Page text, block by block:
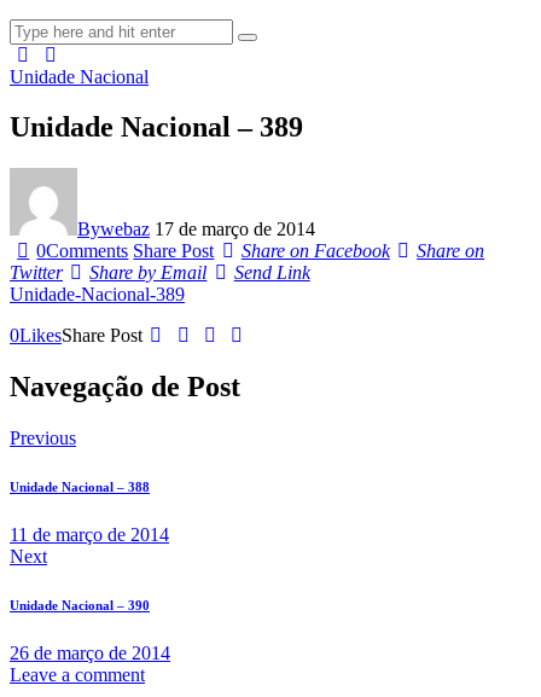
Unidade Nacional
Unidade Nacional – 389
Bywebaz 17 de março de 2014
0Comments Share Post Share on Facebook
Share on
Twitter
Share by Email
Send Link
Unidade-Nacional-389
0LikesShare Post
Navegação de Post
Previous
Unidade Nacional – 388
11 de março de 2014
Next
Unidade Nacional – 390
26 de março de 2014
Leave a comment